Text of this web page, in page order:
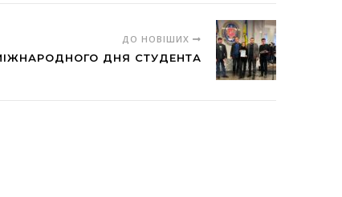
ДО НОВІШИХ
ДНЯ СТУДЕНТА